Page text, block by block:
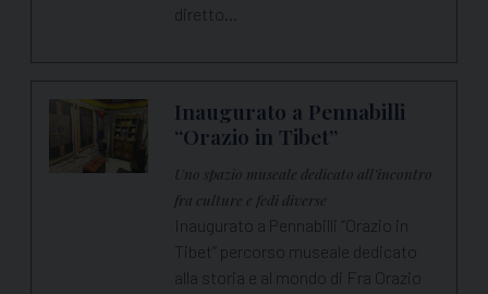
diretto…
Inaugurato a Pennabilli
“Orazio in Tibet”
Uno spazio museale dedicato all’incontro
fra culture e fedi diverse
Inaugurato a Pennabilli “Orazio in
Tibet” percorso museale dedicato
alla storia e al mondo di Fra Orazio